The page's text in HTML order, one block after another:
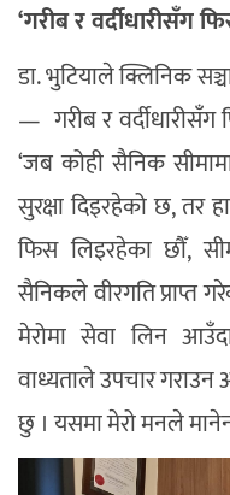
‘गरीब र वर्दीधारीसँग
डा. भुटियाले क्लिनिक
— गरीब र
‘जब कोही सैनिक
सुरक्षा दिइरहेको छ, तर
फिस लिइरहेका छौँ,
सैनिकले वीरगति प्राप्त
मेरोमा सेवा लिन
वाध्यताले उपचार
छु । यसमा मेरो मनले